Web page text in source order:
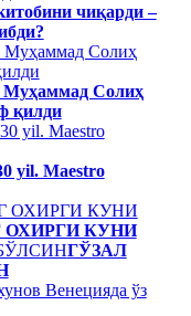
чиқарди –
Муҳаммад Солиҳ
қилди
yil. Maestro
ОХИРГИ КУНИ
ГЎЗАЛ